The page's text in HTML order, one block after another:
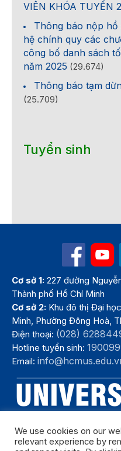
VIÊN KHÓA TUYỂN
Thông báo nộp hồ
hệ chính quy các
công bố danh sách
năm 2025 (29.674)
Thông báo tạm
(25.709)
Tuyển sinh
Cơ sở 1: 227 đường
Thành phố Hồ Chí Minh
Cơ sở 2: Khu đô thị Đại
Minh, Phường Đông Hoà,
Điện thoại: (028)
Hotline tuyển sinh:
Email:
We use cookies on our
relevant experience by